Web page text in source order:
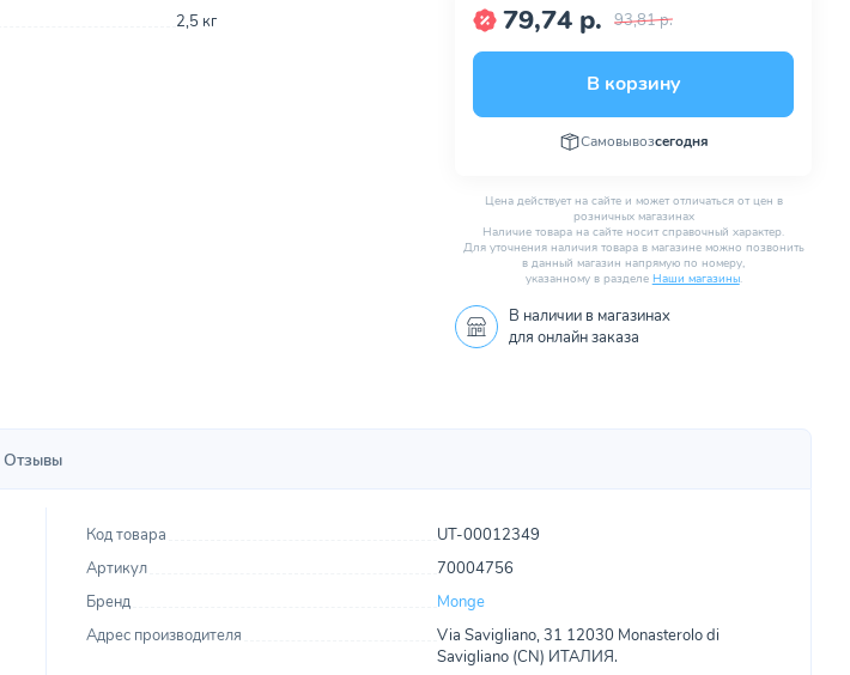
2,5 кг 79,74 р. 93,81 р.
В корзину
Самовывозсегодня
Цена действует на сайте и может отличаться от цен в
розничных магазинах
Наличие товара на сайте носит справочный характер.
Для уточнения наличия товара в магазине можно позвонить
в данный магазин напрямую по номеру,
указанному в разделе Наши магазины.
В наличии в магазинах
для онлайн заказа
Отзывы
Код товара
UT-00012349
Артикул
70004756
Бренд
Monge
Адрес производителя
Via Savigliano, 31 12030 Monasterolo di
Savigliano (CN) ИТАЛИЯ.